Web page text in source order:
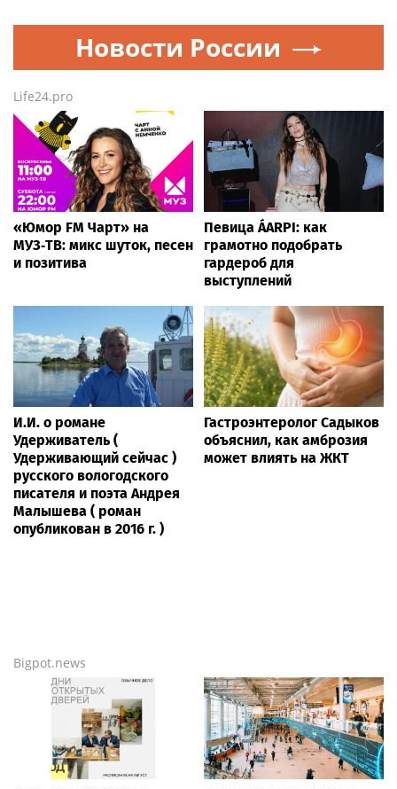
Новости России
Life24.pro
«Юмор FM Чарт» на
МУЗ‑ТВ: микс шуток, песен
и позитива
Певица ÁARPI: как
грамотно подобрать
гардероб для
выступлений
И.И. о романе
Удерживатель (
Удерживающий сейчас )
русского вологодского
писателя и поэта Андрея
Малышева ( роман
опубликован в 2016 г. )
Гастроэнтеролог Садыков
объяснил, как амброзия
может влиять на ЖКТ
Bigpot.news